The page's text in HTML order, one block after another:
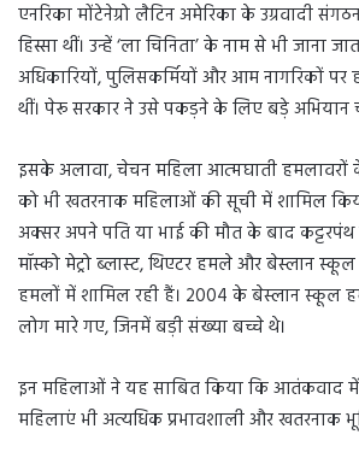
एनरिका मोंटेनेग्रो लैटिन अमेरिका के उग्रवादी
हिस्सा थीं। उन्हें ‘ला चिनिता’ के नाम से भी जाना
अधिकारियों, पुलिसकर्मियों और आम नागरिकों पर
थीं। पेरू सरकार ने उसे पकड़ने के लिए बड़े अभियान
इसके अलावा, चेचन महिला आत्मघाती हमलावरों
को भी खतरनाक महिलाओं की सूची में शामिल
अक्सर अपने पति या भाई की मौत के बाद कट्टरपंथ
मॉस्को मेट्रो ब्लास्ट, थिएटर हमले और बेस्लान
हमलों में शामिल रही हैं। 2004 के बेस्लान स्कूल
लोग मारे गए, जिनमें बड़ी संख्या बच्चे थे।
इन महिलाओं ने यह साबित किया कि आतंकवाद
महिलाएं भी अत्यधिक प्रभावशाली और खतरनाक